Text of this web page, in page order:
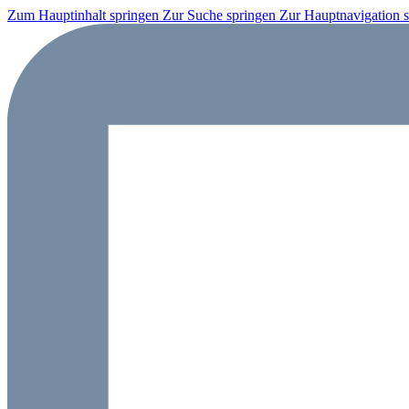
Zum Hauptinhalt springen Zur Suche springen Zur Hauptnavigation